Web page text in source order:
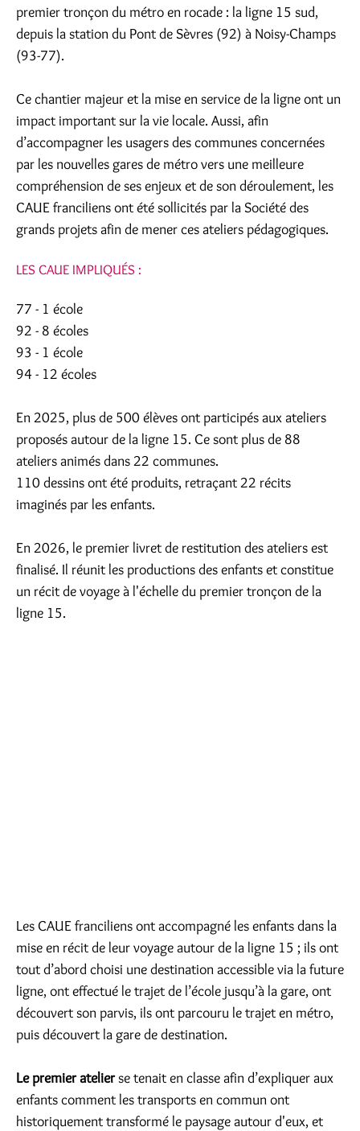
premier tronçon du métro en rocade : la ligne 15 sud,
depuis la station du Pont de Sèvres (92) à Noisy-Champs
(93-77).
Ce chantier majeur et la mise en service de la ligne ont un
impact important sur la vie locale. Aussi, afin
d’accompagner les usagers des communes concernées
par les nouvelles gares de métro vers une meilleure
compréhension de ses enjeux et de son déroulement, les
CAUE franciliens ont été sollicités par la Société des
grands projets afin de mener ces ateliers pédagogiques.
LES CAUE IMPLIQUÉS :
77 - 1 école
92 - 8 écoles
93 - 1 école
94 - 12 écoles
En 2025, plus de 500 élèves ont participés aux ateliers
proposés autour de la ligne 15. Ce sont plus de 88
ateliers animés dans 22 communes.
110 dessins ont été produits, retraçant 22 récits
imaginés par les enfants.
En 2026, le premier livret de restitution des ateliers est
finalisé. Il réunit les productions des enfants et constitue
un récit de voyage à l'échelle du premier tronçon de la
ligne 15.
Les CAUE franciliens ont accompagné les enfants dans la
mise en récit de leur voyage autour de la ligne 15 ; ils ont
tout d’abord choisi une destination accessible via la future
ligne, ont effectué le trajet de l’école jusqu’à la gare, ont
découvert son parvis, ils ont parcouru le trajet en métro,
puis découvert la gare de destination.
Le premier atelierse tenait en classe afin d’expliquer aux
enfants comment les transports en commun ont
historiquement transformé le paysage autour d'eux, et